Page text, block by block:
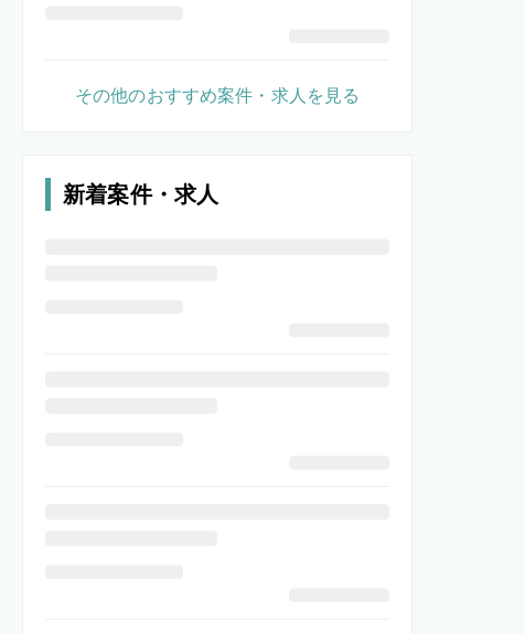
その他のおすすめ案件・求人を見る
新着案件・求人